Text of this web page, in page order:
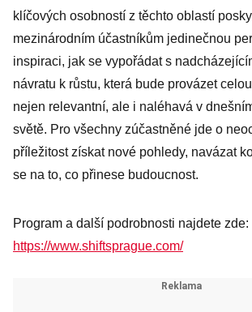
klíčových osobností z těchto oblastí
mezinárodním účastníkům jedinečnou
inspiraci, jak se vypořádat s
návratu k růstu, která bude provázet
nejen relevantní, ale i naléhavá v
světě. Pro všechny zúčastněné jde o
příležitost získat nové pohledy, navázat
se na to, co přinese budoucnost.
Program a další podrobnosti najdete zde:
https://www.shiftsprague.com/